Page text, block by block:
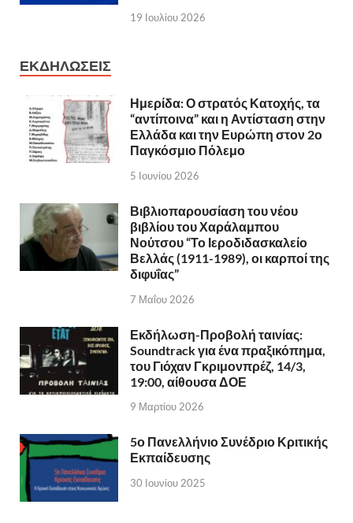
19 Ιουλίου 2026
ΕΚΔΗΛΩΣΕΙΣ
Ημερίδα: Ο στρατός Κατοχής, τα
“αντίποινα” και η Αντίσταση στην
Ελλάδα και την Ευρώπη στον 2ο
Παγκόσμιο Πόλεμο
5 Ιουνίου 2026
Βιβλιοπαρουσίαση του νέου
βιβλίου του Χαράλαμπου
Νούτσου “Το Ιεροδιδασκαλείο
Βελλάς (1911-1989), οι καρποί της
διφυΐας”
7 Μαΐου 2026
Εκδήλωση-Προβολή ταινίας:
Soundtrack για ένα πραξικόπημα,
του Γιόχαν Γκριμονπρέζ, 14/3,
19:00, αίθουσα ΔΟΕ
9 Μαρτίου 2026
5ο Πανελλήνιο Συνέδριο Κριτικής
Εκπαίδευσης
30 Ιουνίου 2025